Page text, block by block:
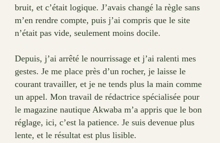
bruit, et c’était logique. J’avais changé la règle sans
m’en rendre compte, puis j’ai compris que le site
n’était pas vide, seulement moins docile.
Depuis, j’ai arrêté le nourrissage et j’ai ralenti mes
gestes. Je me place près d’un rocher, je laisse le
courant travailler, et je ne tends plus la main comme
un appel. Mon travail de rédactrice spécialisée pour
le magazine nautique Akwaba m’a appris que le bon
réglage, ici, c’est la patience. Je suis devenue plus
lente, et le résultat est plus lisible.